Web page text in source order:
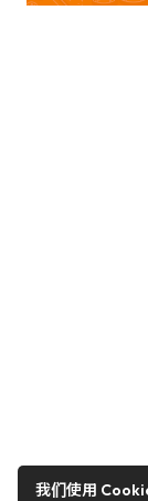
我们使用